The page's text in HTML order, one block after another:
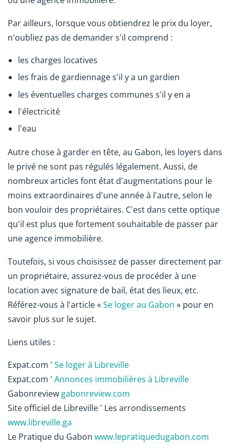
Par ailleurs, lorsque vous obtiendrez le prix du loyer,
n'oubliez pas de demander s'il comprend :
les charges locatives
les frais de gardiennage s'il y a un gardien
les éventuelles charges communes s'il y en a
l'électricité
l'eau
Autre chose à garder en tête, au Gabon, les loyers dans
le privé ne sont pas régulés légalement. Aussi, de
nombreux articles font état d'augmentations pour le
moins extraordinaires d'une année à l'autre, selon le
bon vouloir des propriétaires. C'est dans cette optique
qu'il est plus que fortement souhaitable de passer par
une agence immobilière.
Toutefois, si vous choisissez de passer directement par
un propriétaire, assurez-vous de procéder à une
location avec signature de bail, état des lieux, etc.
Référez-vous à l'article «Se loger au Gabon » pour en
savoir plus sur le sujet.
Liens utiles :
Expat.com ' Se loger à Libreville
Expat.com ' Annonces immobilières à Libreville
Gabonreview gabonreview.com
Site officiel de Libreville ' Les arrondissements
www.libreville.ga
Le Pratique du Gabon www.lepratiquedugabon.com